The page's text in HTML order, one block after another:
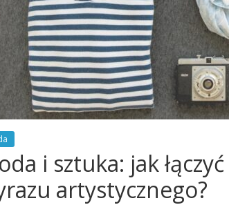
i sztuka: jak
artystycznego?